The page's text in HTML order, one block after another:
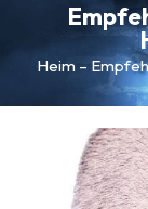
Heim–